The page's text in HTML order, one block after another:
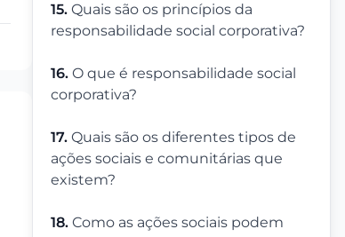
15. Quais são os princípios da
responsabilidade social corporativa?
16. O que é responsabilidade social
corporativa?
17. Quais são os diferentes tipos de
ações sociais e comunitárias que
existem?
18. Como as ações sociais podem